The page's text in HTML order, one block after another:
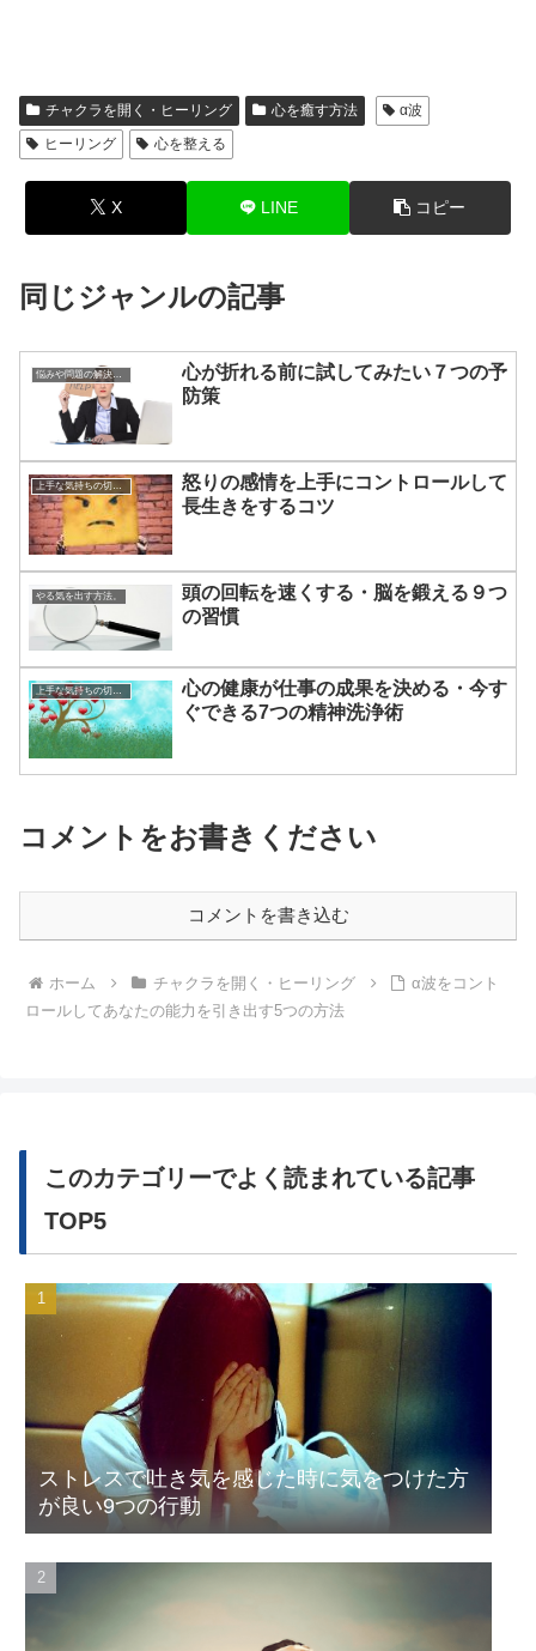
チャクラを開く・ヒーリング 心を癒す方法
α波
ヒーリング
心を整える
X LINE コピー
同じジャンルの記事
悩みや問題の解決方法
心が折れる前に試してみたい７つの予
防策
怒りの感情を上手にコントロールして
長生きをするコツ
やる気を出す方法。
頭の回転を速くする・脳を鍛える９つ
の習慣
上手な気持ちの切り替えかた
心の健康が仕事の成果を決める・今す
ぐできる7つの精神洗浄術
コメントをお書きください
コメントを書き込む
ホーム チャクラを開く・ヒーリング
α波をコント
ロールしてあなたの能力を引き出す5つの方法
このカテゴリーでよく読まれている記事
TOP5
ストレスで吐き気を感じた時に気をつけた方
が良い9つの行動